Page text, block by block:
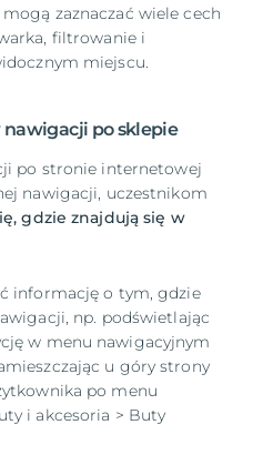
zaznaczać wiele cech
filtrowanie i
miejscu.
po sklepie
po stronie internetowej
nawigacji, uczestnikom
gdzie znajdują się w
informację o tym, gdzie
np. podświetlając
w menu nawigacyjnym
u góry strony
po menu
i akcesoria > Buty